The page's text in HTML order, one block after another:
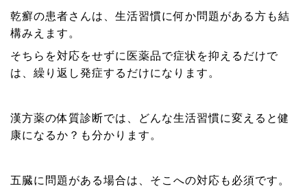
乾癬の患者さんは、生活習慣に何か問題がある方も結
構みえます。
そちらを対応をせずに医薬品で症状を抑えるだけで
は、繰り返し発症するだけになります。
漢方薬の体質診断では、どんな生活習慣に変えると健
康になるか？も分かります。
五臓に問題がある場合は、そこへの対応も必須です。